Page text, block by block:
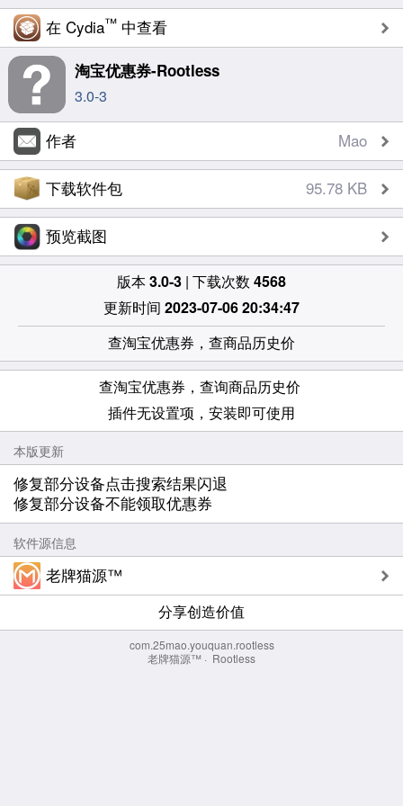
在 Cydia™ 中查看
淘宝优惠券-Rootless
3.0-3
作者 Mao
下载软件包 95.78 KB
预览截图
版本3.0-3 | 下载次数 4568
更新时间 2023-07-06 20:34:47
查淘宝优惠券，查商品历史价
查淘宝优惠券，查询商品历史价
插件无设置项，安装即可使用
本版更新
修复部分设备点击搜索结果闪退
修复部分设备不能领取优惠券
软件源信息
老牌猫源™
分享创造价值
com.25mao.youquan.rootless
老牌猫源™ · Rootless